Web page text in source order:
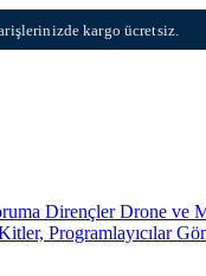
kargo ücretsiz.
DirençlerDrone ve
Programlayıcılar